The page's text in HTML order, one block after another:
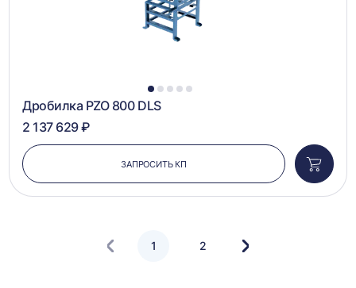
1 2 3 4 5
Дробилка PZO 800 DLS
2 137 629 ₽
ЗАПРОСИТЬ КП
в
1 2
Следующая